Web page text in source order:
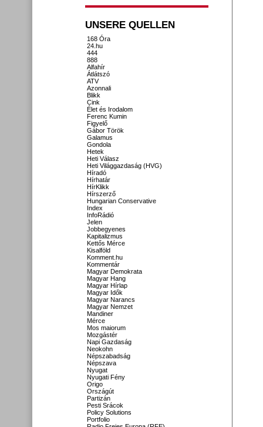
UNSERE QUELLEN
168 Óra
24.hu
444
888
Alfahír
Átlátszó
ATV
Azonnali
Blikk
Cink
Élet és Irodalom
Ferenc Kumin
Figyelő
Gábor Török
Galamus
Gondola
Hetek
Heti Válasz
Heti Világgazdaság (HVG)
Híradó
Hírhatár
HírKlikk
Hírszerző
Hungarian Conservative
Index
InfoRádió
Jelen
Jobbegyenes
Kapitalizmus
Kettős Mérce
Kisalföld
Komment.hu
Kommentár
Magyar Demokrata
Magyar Hang
Magyar Hírlap
Magyar Idők
Magyar Narancs
Magyar Nemzet
Mandiner
Mérce
Mos maiorum
Mozgástér
Napi Gazdaság
Neokohn
Népszabadság
Népszava
Nyugat
Nyugati Fény
Origo
Országút
Partizán
Pesti Srácok
Policy Solutions
Portfolio